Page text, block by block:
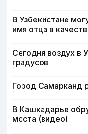
В Узбекистане
имя отца в
Сегодня воздух в
градусов
Город Самарканд
В Кашкадарье
моста (видео)